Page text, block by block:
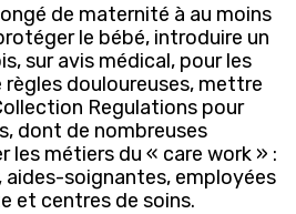
de maternité à au moins
le bébé, introduire un
sur avis médical, pour les
douloureuses, mettre
Regulations pour
dont de nombreuses
les métiers du « care work » :
aides-soignantes, employées
et centres de soins.